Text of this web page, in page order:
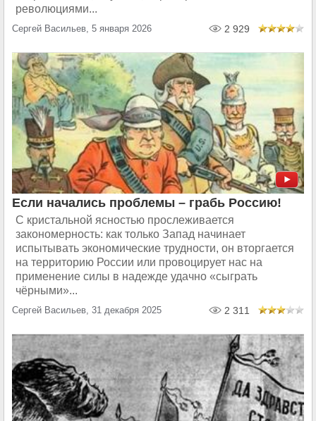
революциями...
Сергей Васильев, 5 января 2026 2 929
Если начались проблемы – грабь Россию!
С кристальной ясностью прослеживается
закономерность: как только Запад начинает
испытывать экономические трудности, он вторгается
на территорию России или провоцирует нас на
применение силы в надежде удачно «сыграть
чёрными»...
Сергей Васильев, 31 декабря 2025 2 311